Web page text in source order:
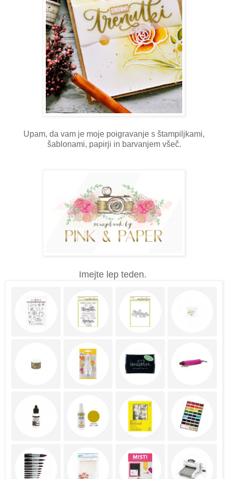
Upam, da vam je moje poigravanje s štampiljkami,
šablonami, papirji in barvanjem všeč.
Imejte lep teden.